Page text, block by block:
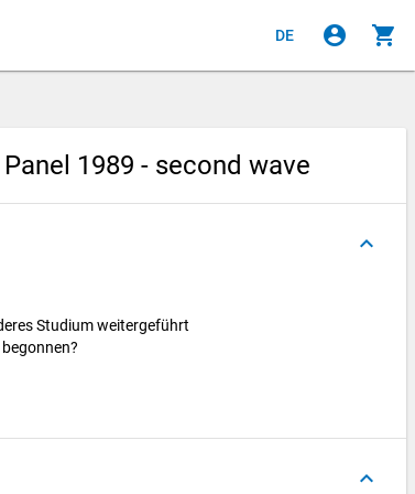
DE account_circle shopping_cart
1989 - second wave
keyboard_arrow_up
Studium weitergeführt
keyboard_arrow_up